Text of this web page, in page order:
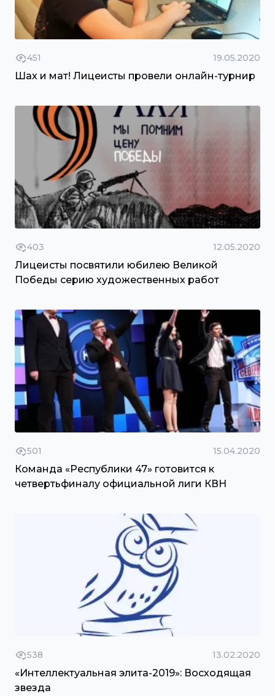
451 19.05.2020
Шах и мат! Лицеисты провели онлайн-турнир
403 12.05.2020
Лицеисты посвятили юбилею Великой
Победы серию художественных работ
501 15.04.2020
Команда «Республики 47» готовится к
четвертьфиналу официальной лиги КВН
538 13.02.2020
«Интеллектуальная элита-2019»: Восходящая
звезда